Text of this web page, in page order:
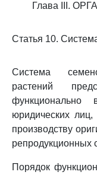
Глава III.
Статья 10.
Система
растений
функционально
юридических
производству
репродукционных
Порядок